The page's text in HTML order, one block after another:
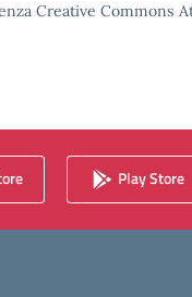
Creative Commons
Play Store